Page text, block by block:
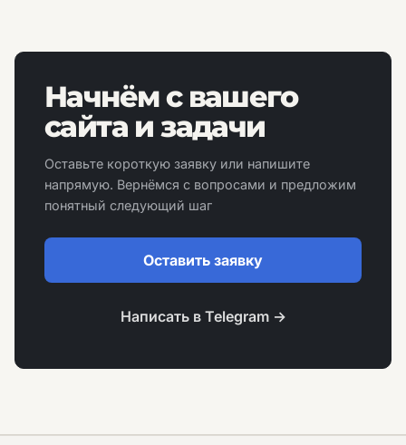
Начнём с вашего
сайта и задачи
Оставьте короткую заявку или напишите
напрямую. Вернёмся с вопросами и предложим
понятный следующий шаг
Оставить заявку
Написать в Telegram →